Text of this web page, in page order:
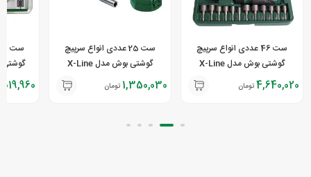
ست 46 عددی انواع سرپیچ
گوشتی بوش مدل X-Line
4,640,020 تومان
ست 25 عددی انواع سرپیچ
گوشتی بوش مدل X-Line
1,350,030 تومان